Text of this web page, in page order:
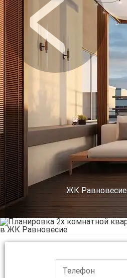
ЖК
Предыдущее